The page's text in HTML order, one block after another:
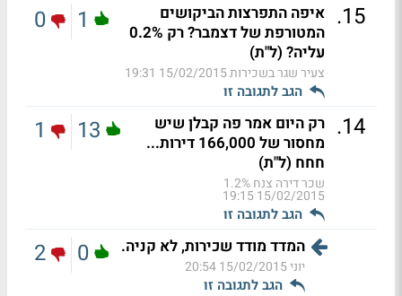
15
. איפה התפרצות הביקושים
המטורפת של דצמבר? רק 0.2%
עליה? (ל"ת)
צעיר שגר בשכירות15/02/2015 19:31
הגב לתגובה זו
1
0
14
. רק היום אמר פה קבלן שיש
מחסור של 166,000 דירות...
חחח (ל"ת)
שכר דירה צנח 1.2%
15/02/2015 19:15
הגב לתגובה זו
13
1
המדד מודד שכירות, לא קניה.
יוני15/02/2015 20:54
הגב לתגובה זו
0
2